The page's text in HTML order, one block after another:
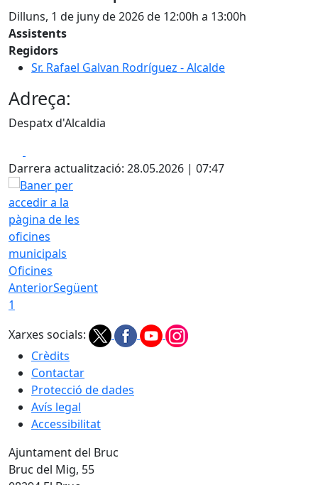
Dilluns, 1 de juny de 2026 de 12:00h a 13:00h
Assistents
Regidors
Sr. Rafael Galvan Rodríguez - Alcalde
Adreça:
Despatx d'Alcaldia
Darrera actualització: 28.05.2026 | 07:47
Oficines
AnteriorSegüent
1
Xarxes socials:
Crèdits
Contactar
Protecció de dades
Avís legal
Accessibilitat
Ajuntament del Bruc
Bruc del Mig, 55